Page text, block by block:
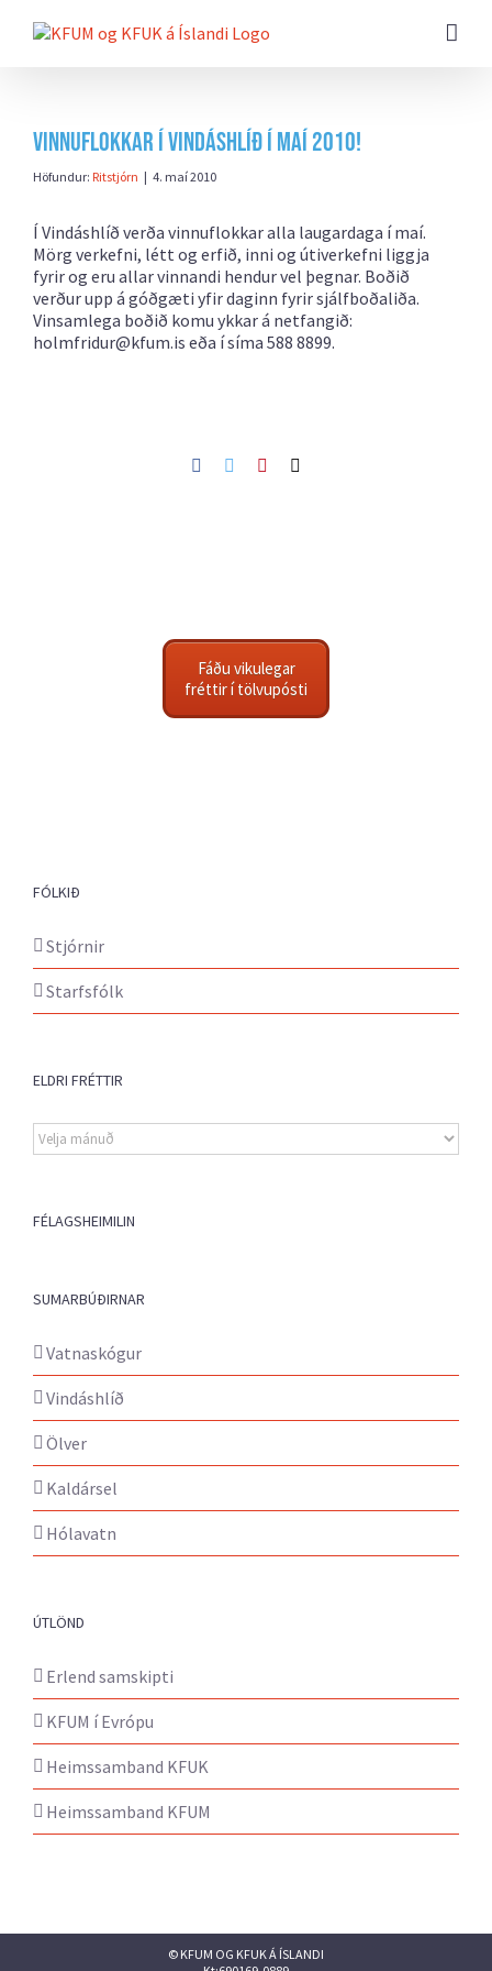
beint
Vinnuflokkar í Vindáshlíð í maí 2010!
Höfundur: Ritstjórn | 4. maí 2010
Í Vindáshlíð verða vinnuflokkar alla laugardaga í maí.
Mörg verkefni, létt og erfið, inni og útiverkefni liggja
fyrir og eru allar vinnandi hendur vel þegnar. Boðið
verður upp á góðgæti yfir daginn fyrir sjálfboðaliða.
Vinsamlega boðið komu ykkar á netfangið:
holmfridur@kfum.is eða í síma 588 8899.
Facebook
TwitterPinterest
Fáðu vikulegar
fréttir í tölvupósti
FÓLKIÐ
Stjórnir
Starfsfólk
ELDRI FRÉTTIR
Eldri
fréttir
FÉLAGSHEIMILIN
SUMARBÚÐIRNAR
Vatnaskógur
Vindáshlíð
Ölver
Kaldársel
Hólavatn
ÚTLÖND
Erlend samskipti
KFUM í Evrópu
Heimssamband KFUK
Heimssamband KFUM
© KFUM OG KFUK Á ÍSLANDI